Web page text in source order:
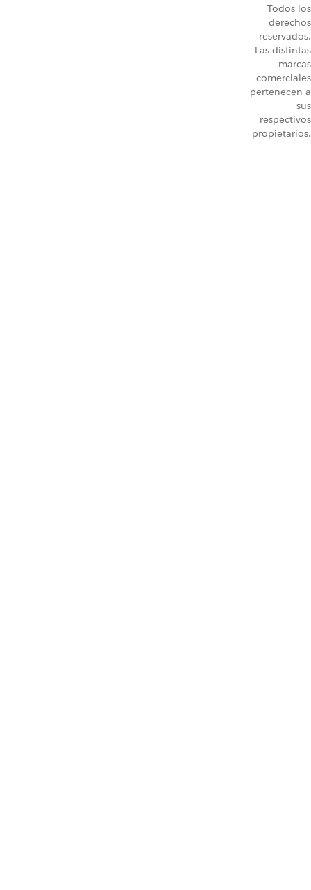
Todos los
derechos
reservados.
Las distintas
marcas
comerciales
pertenecen a
sus
respectivos
propietarios.